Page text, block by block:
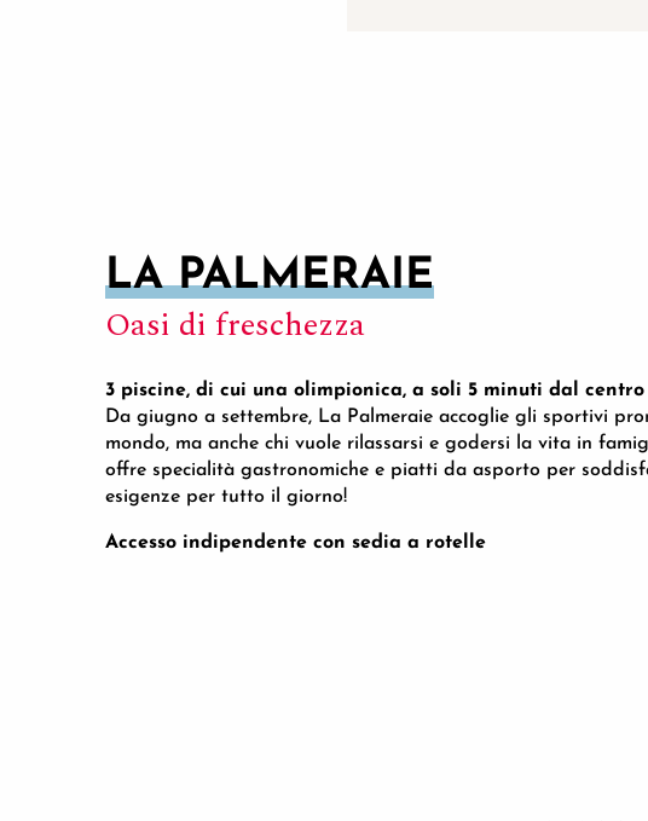
LA PALMERAIE
Oasi di freschezza
3 piscine, di cui una olimpionica, a soli 5 minuti dal
Da giugno a settembre, La Palmeraie accoglie gli sportivi
mondo, ma anche chi vuole rilassarsi e godersi la vita in
offre specialità gastronomiche e piatti da asporto per
esigenze per tutto il giorno!
Accesso indipendente con sedia a rotelle